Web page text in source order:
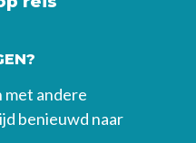
met andere
benieuwd naar